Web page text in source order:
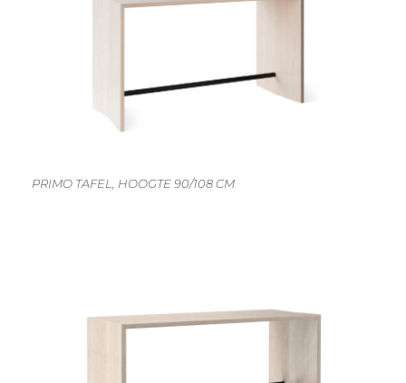
PRIMO TAFEL, HOOGTE 90/108 CM